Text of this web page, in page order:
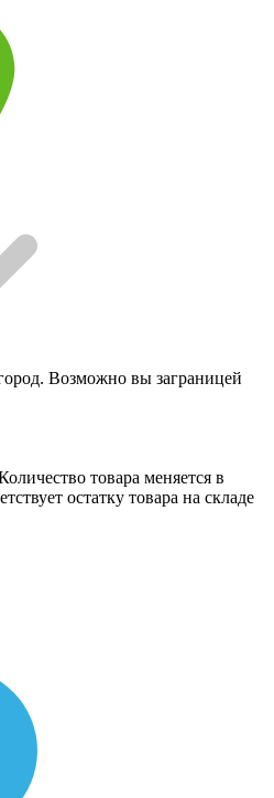
Возможно вы заграницей
товара меняется в
остатку товара на складе